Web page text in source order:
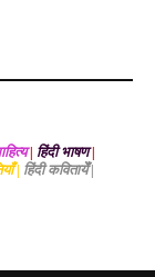
| हिंदी भाषण|
| हिंदी कवितायेँ |